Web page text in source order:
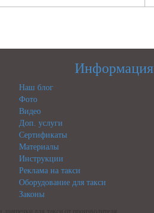
Информация
Наш блог
Фото
Видео
Доп. услуги
Сертификаты
Материалы
Инструкции
Реклама на такси
Оборудование для такси
Законы
шашечки для такси от производителя